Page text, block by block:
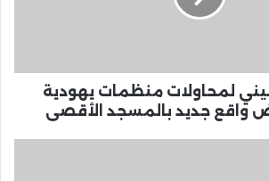
لمحاولات منظمات يهودية
واقع جديد بالمسجد الأقصى